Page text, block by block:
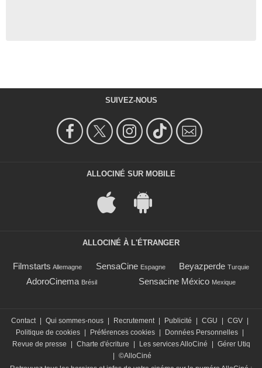
SUIVEZ-NOUS
ALLOCINÉ SUR MOBILE
ALLOCINÉ À L'ÉTRANGER
Filmstarts Allemagne SensaCine Espagne Beyazperde Turquie
AdoroCinema Brésil Sensacine México Mexique
Contact Qui sommes-nous Recrutement Publicité CGU CGV
Politique de cookies
Préférences cookies Données Personnelles
Revue de presse
Charte d'écriture Les services AlloCiné
Gérer Utiq
©AlloCiné